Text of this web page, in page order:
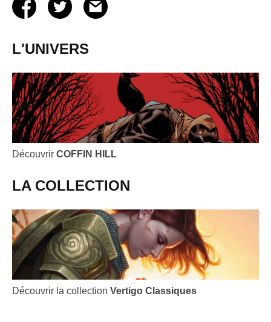
L'UNIVERS
Découvrir COFFIN HILL
LA COLLECTION
Découvrir la collection Vertigo Classiques